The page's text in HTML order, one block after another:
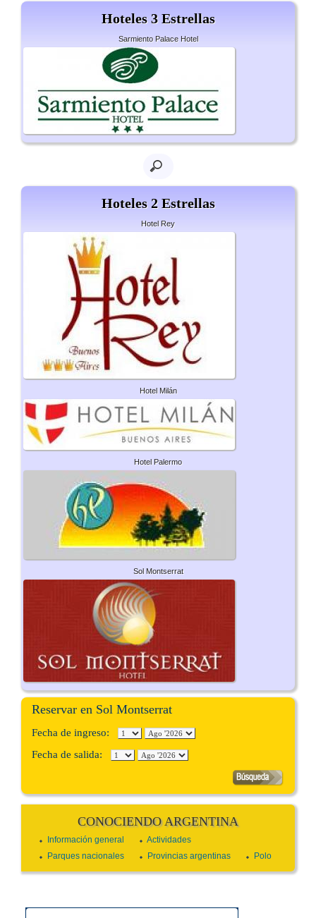
Hoteles 3 Estrellas
Sarmiento Palace Hotel
Hoteles 2 Estrellas
Hotel Rey
Hotel Milán
Hotel Palermo
Sol Montserrat
Reservar en Sol Montserrat
Fecha de ingreso:
Fecha de salida:
CONOCIENDO ARGENTINA
Información general
Actividades
Parques nacionales
Provincias argentinas Polo